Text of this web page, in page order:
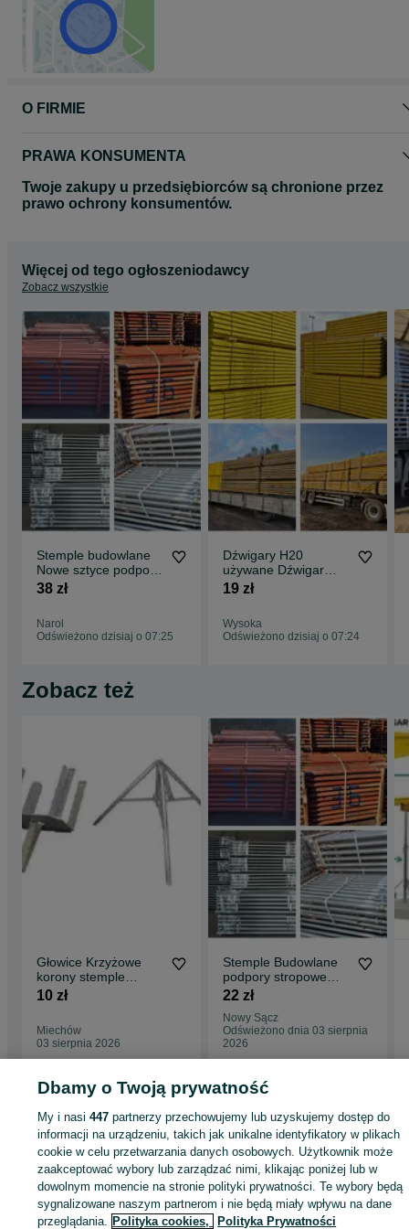
Zapraszamy na nasze inne aukcje
O FIRMIE
PRAWA KONSUMENTA
Twoje zakupy u przedsiębiorców są chronione przez
prawo ochrony konsumentów.
Więcej od tego ogłoszeniodawcy
Zobacz wszystkie
Stemple budowlane
Nowe sztyce podpory
Płyta Topolowa
akacjowa Płyta
Sklejka akacjowa
38 zł
Narol
Odświeżono dzisiaj o 07:25
Dźwigary H20
używane Dźwigar
Nowy podpory
topolowa płyta
antypoślizgowa
19 zł
Wysoka
Odświeżono dzisiaj o 07:24
Zobacz też
Głowice Krzyżowe
korony stemple
budowlane sklejka
metalowe płyta
szalunkowa płyta
doki
10 zł
Miechów
03 sierpnia 2026
Stemple Budowlane
podpory stropowe
płyta topolowa
22 zł
Nowy Sącz
Odświeżono dnia 03 sierpnia
2026
Świętokrzyskie
Pozostałe - Ostrowiec Świętokrzyski
KATEGORIA
ID:463740865 Wyświetlenia:
Dbamy o Twoją prywatność
My i nasi447 partnerzy przechowujemy lub uzyskujemy dostęp do
informacji na urządzeniu, takich jak unikalne identyfikatory w plikach
cookie w celu przetwarzania danych osobowych. Użytkownik może
zaakceptować wybory lub zarządzać nimi, klikając poniżej lub w
dowolnym momencie na stronie polityki prywatności. Te wybory będą
sygnalizowane naszym partnerom i nie będą miały wpływu na dane
przeglądania. Polityka cookies, Polityka Prywatności